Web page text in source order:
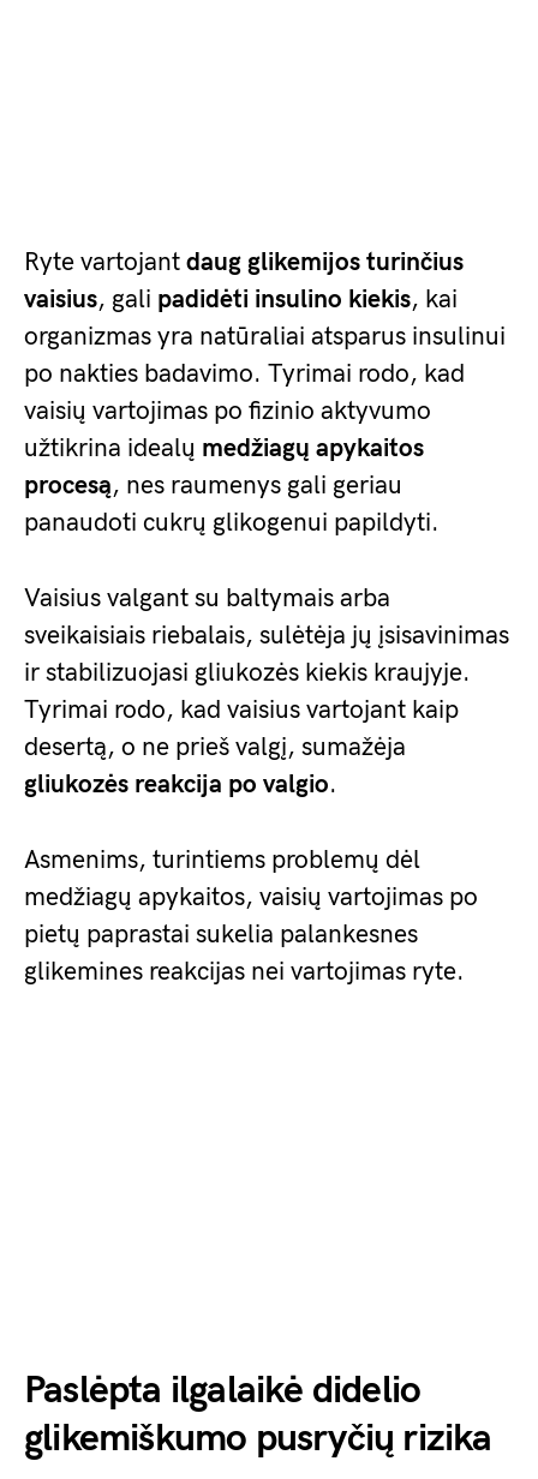
Ryte vartojant daug glikemijos turinčius
vaisius, gali padidėti insulino kiekis, kai
organizmas yra natūraliai atsparus insulinui
po nakties badavimo. Tyrimai rodo, kad
vaisių vartojimas po fizinio aktyvumo
užtikrina idealų medžiagų apykaitos
procesą, nes raumenys gali geriau
panaudoti cukrų glikogenui papildyti.
Vaisius valgant su baltymais arba
sveikaisiais riebalais, sulėtėja jų įsisavinimas
ir stabilizuojasi gliukozės kiekis kraujyje.
Tyrimai rodo, kad vaisius vartojant kaip
desertą, o ne prieš valgį, sumažėja
gliukozės reakcija po valgio.
Asmenims, turintiems problemų dėl
medžiagų apykaitos, vaisių vartojimas po
pietų paprastai sukelia palankesnes
glikemines reakcijas nei vartojimas ryte.
Paslėpta ilgalaikė didelio
glikemiškumo pusryčių rizika